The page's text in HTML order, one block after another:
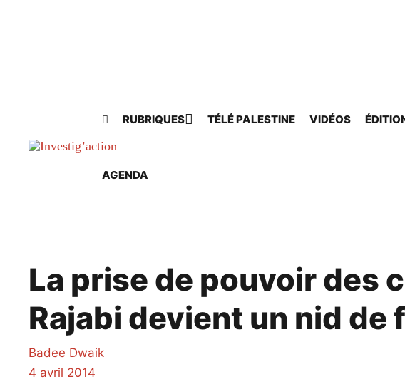
RUBRIQUES TÉLÉ PALESTINE VIDÉOS
AGENDA
La prise de pouvoir des
Rajabi devient un nid de
Badee Dwaik
4 avril 2014